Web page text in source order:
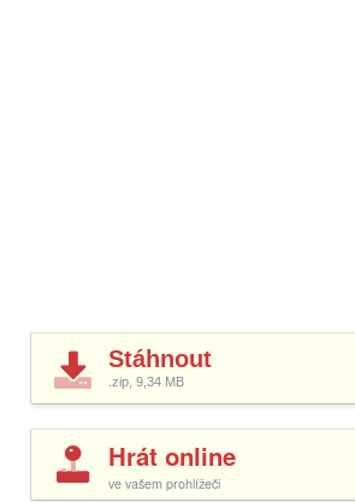
Stáhnout
.zip, 9,34 MB
Hrát online
ve vašem prohlížeči